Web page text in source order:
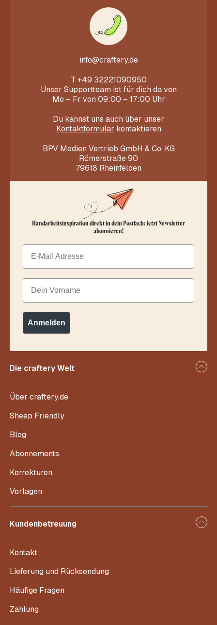
info@craftery.de
T +49 32221090950
Unser Supportteam ist für dich da von
Mo – Fr von 09:00 – 17:00 Uhr
Du kannst uns auch über unser
Kontaktformular kontaktieren
BPV Medien Vertrieb GmbH & Co. KG
Römerstraße 90
79618 Rheinfelden
Die craftery Welt
Über craftery.de
Sheep Friendly
Blog
Abonnements
Korrekturen
Vorlagen
Kundenbetreuung
Kontakt
Lieferung und Rücksendung
Häufige Fragen
Zahlung
Handarbeitsinspiration direkt in dein Postfach: Jetzt Newsletter
abonnieren!
Email
Dein Vorname
Anmelden